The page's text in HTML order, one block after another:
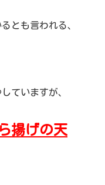
とも言われる、
ていますが、
揚げの天